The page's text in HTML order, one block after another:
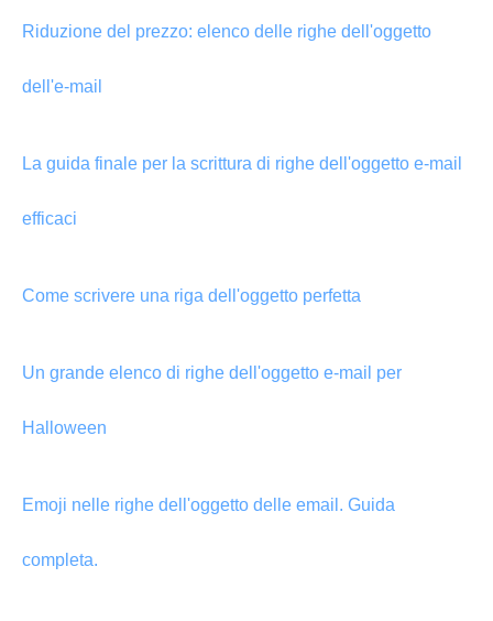
Riduzione del prezzo: elenco delle righe dell'oggetto
dell'e-mail
La guida finale per la scrittura di righe dell'oggetto e-mail
efficaci
Come scrivere una riga dell'oggetto perfetta
Un grande elenco di righe dell'oggetto e-mail per
Halloween
Emoji nelle righe dell'oggetto delle email. Guida
completa.